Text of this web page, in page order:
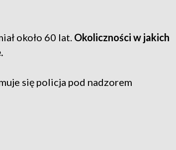
około 60 lat. Okoliczności w jakich
się policja pod nadzorem